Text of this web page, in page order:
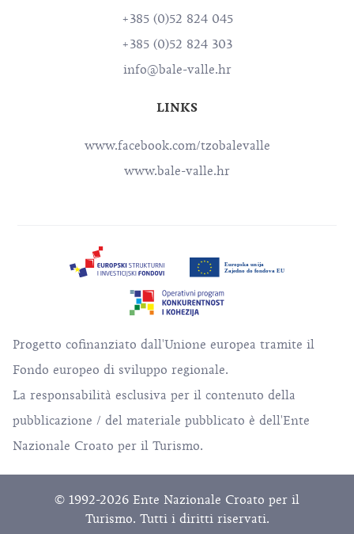
+385 (0)52 824 045
+385 (0)52 824 303
info@bale-valle.hr
LINKS
www.facebook.com/tzobalevalle
www.bale-valle.hr
Progetto cofinanziato dall'Unione europea tramite il
Fondo europeo di sviluppo regionale.
La responsabilità esclusiva per il contenuto della
pubblicazione / del materiale pubblicato è dell'Ente
Nazionale Croato per il Turismo.
© 1992-2026 Ente Nazionale Croato per il
Turismo. Tutti i diritti riservati.